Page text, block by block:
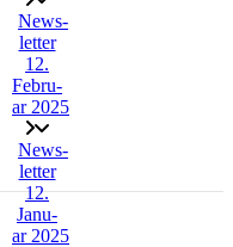
News­
let­ter
12.
Febru­
ar 2025
News­
let­ter
12.
Janu­
ar 2025